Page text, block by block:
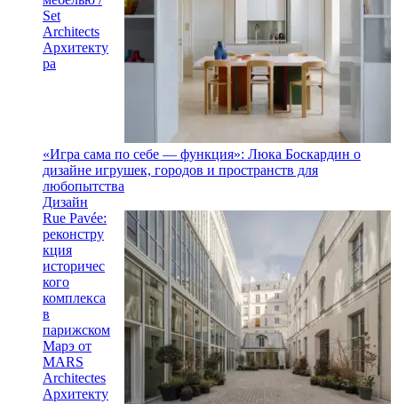
Set
Architects
Архитекту
ра
«Игра сама по себе — функция»: Люка Боскардин о
дизайне игрушек, городов и пространств для
любопытства
Дизайн
Rue Pavée:
реконстру
кция
историчес
кого
комплекса
в
парижском
Марэ от
MARS
Architectes
Архитекту